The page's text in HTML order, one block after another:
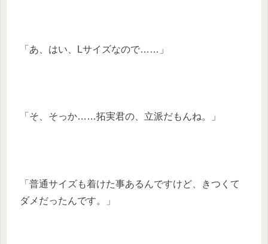
「あ、はい、Lサイズなので……」
「そ、そっか……拓実君の、立派だもんね。」
「普通サイズも着けた事あるんですけど、きつくて
ダメだったんです。」